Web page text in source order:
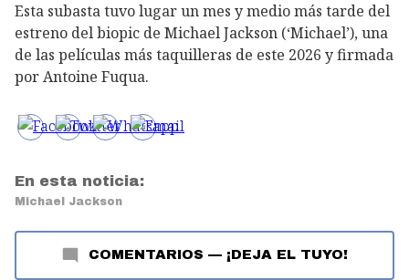
Esta subasta tuvo lugar un mes y medio más tarde del
estreno del biopic de Michael Jackson (‘Michael’), una
de las películas más taquilleras de este 2026 y firmada
por Antoine Fuqua.
En esta noticia:
Michael Jackson
COMENTARIOS — ¡DEJA EL TUYO!